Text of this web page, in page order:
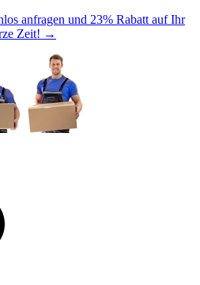
anfragen und 23% Rabatt auf Ihr
Zeit! →